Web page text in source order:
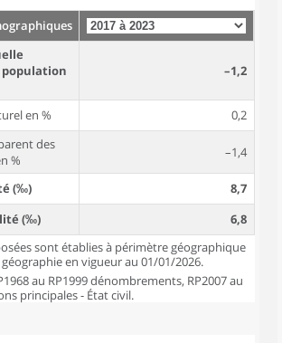
population
–1,2
en %
0,2
des
%
–1,4
(‰)
8,7
(‰)
6,8
sont établies à périmètre géographique
en vigueur au 01/01/2026.
au RP1999 dénombrements, RP2007 au
principales - État civil.